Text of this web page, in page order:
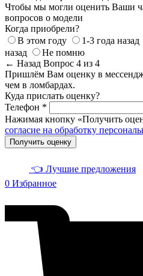
Чтобы мы могли оценить Ваши
вопросов о модели
Когда приобрели?
В этом году
1-3 года назад
назад
Не помню
← Назад Вопрос 4 из 4
Пришлём Вам оценку в
чем в ломбардах.
Куда прислать оценку?
Телефон *
Нажимая кнопку «Получить
согласие на обработку
Получить оценку
👈 Лучшие предложения
0 Избранное